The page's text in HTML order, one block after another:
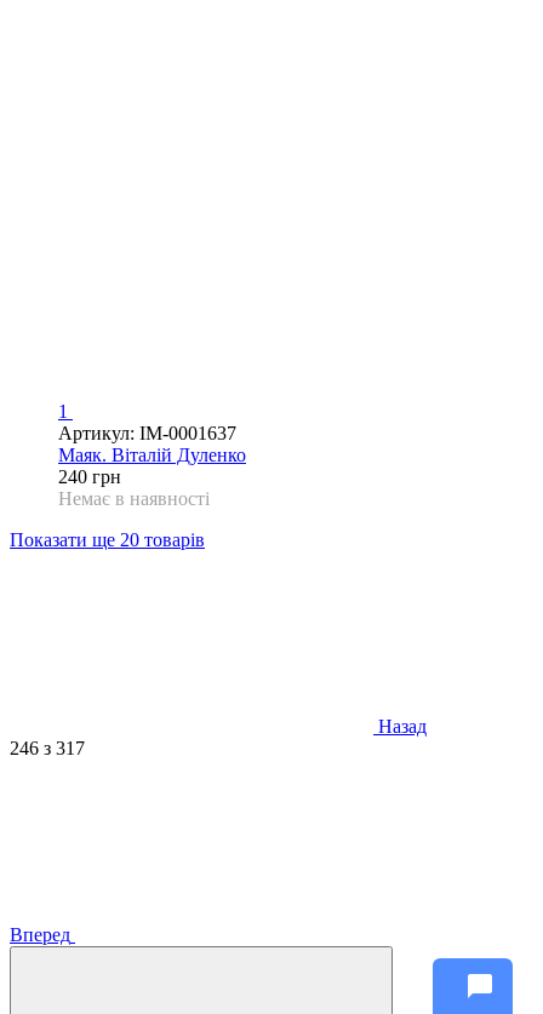
1
Артикул: IM-0001637
Маяк. Віталій Дуленко
240 грн
Немає в наявності
Показати ще 20 товарів
Назад
246 з 317
Вперед
chat_bubble